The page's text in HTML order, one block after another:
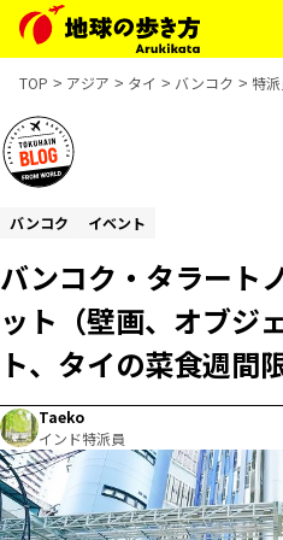
TOP アジア タイ バンコク 特
バンコク イベント
バンコク・タラート
ット（壁画、オブジ
ト、タイの菜食週間
Taeko
インド特派員